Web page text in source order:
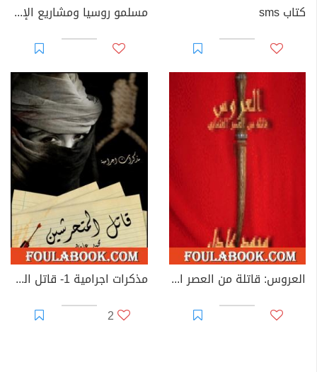
كتاب sms مسلمو روسيا ومشاريع الإستقلال
العروس: قاتلة من العصر العثماني
مذكرات اجرامية 1- قاتل المتحرشين
2